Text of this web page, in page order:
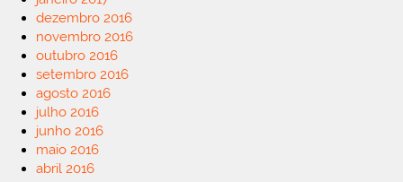
dezembro 2016
novembro 2016
outubro 2016
setembro 2016
agosto 2016
julho 2016
junho 2016
maio 2016
abril 2016